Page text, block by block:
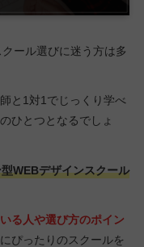
ール選びに迷う方は多
と1対1でじっくり学べ
ひとつとなるでしょ
WEBデザインスクール
る人や選び方のポイン
ぴったりのスクールを